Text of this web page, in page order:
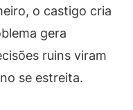
o castigo cria
gera
ruins viram
se estreita.